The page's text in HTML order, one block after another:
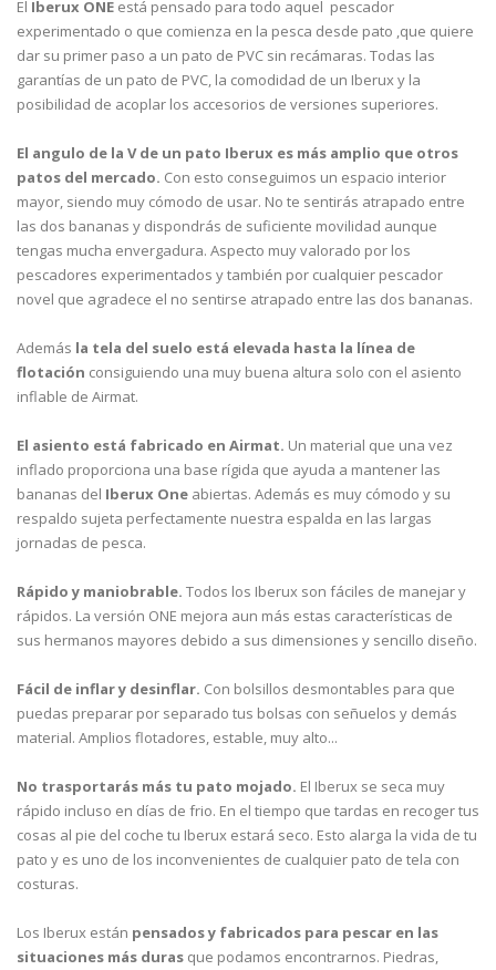
El Iberux ONE está pensado para todo aquel pescador
experimentado o que comienza en la pesca desde pato ,que quiere
dar su primer paso a un pato de PVC sin recámaras. Todas las
garantías de un pato de PVC, la comodidad de un Iberux y la
posibilidad de acoplar los accesorios de versiones superiores.
El angulo de la V de un pato Iberux es más amplio que otros
patos del mercado. Con esto conseguimos un espacio interior
mayor, siendo muy cómodo de usar. No te sentirás atrapado entre
las dos bananas y dispondrás de suficiente movilidad aunque
tengas mucha envergadura. Aspecto muy valorado por los
pescadores experimentados y también por cualquier pescador
novel que agradece el no sentirse atrapado entre las dos bananas.
Además la tela del suelo está elevada hasta la línea de
flotación consiguiendo una muy buena altura solo con el asiento
inflable de Airmat.
El asiento está fabricado en Airmat. Un material que una vez
inflado proporciona una base rígida que ayuda a mantener las
bananas del Iberux One abiertas. Además es muy cómodo y su
respaldo sujeta perfectamente nuestra espalda en las largas
jornadas de pesca.
Rápido y maniobrable. Todos los Iberux son fáciles de manejar y
rápidos. La versión ONE mejora aun más estas características de
sus hermanos mayores debido a sus dimensiones y sencillo diseño.
Fácil de inflar y desinflar. Con bolsillos desmontables para que
puedas preparar por separado tus bolsas con señuelos y demás
material. Amplios flotadores, estable, muy alto...
No trasportarás más tu pato mojado. El Iberux se seca muy
rápido incluso en días de frio. En el tiempo que tardas en recoger tus
cosas al pie del coche tu Iberux estará seco. Esto alarga la vida de tu
pato y es uno de los inconvenientes de cualquier pato de tela con
costuras.
Los Iberux están pensados y fabricados para pescar en las
situaciones más duras que podamos encontrarnos. Piedras,